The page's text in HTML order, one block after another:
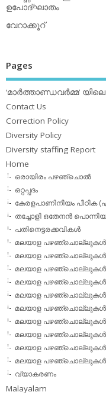
ഉപോദ്ഘാതം
വേറാക്കൂറ്
Pages
‘മാര്‍ത്താണ്ഡവര്‍മ്മ’
Contact Us
Correction Policy
Diversity Policy
Diversity staffing Report
Home
ഒരായിരം പഴഞ്ചൊല്‍
ഒറ്റപ്പദം
കേരളപാണിനീയം പീഠിക
തച്ചോളി ഒതേനൻ
പതിനെട്ടരക്കവികള്‍
മലയാള
മലയാള
മലയാള പഴഞ്ചൊല്ലുകള്‍
മലയാള പഴഞ്ചൊല്ലുകള്‍
മലയാള പഴഞ്ചൊല്ലുകള്‍
മലയാള പഴഞ്ചൊല്ലുകള്‍
മലയാള പഴഞ്ചൊല്ലുകള്‍
മലയാള പഴഞ്ചൊല്ലുകള്‍
മലയാള പഴഞ്ചൊല്ലുകള്‍
മലയാള
വ്യാകരണം
Malayalam